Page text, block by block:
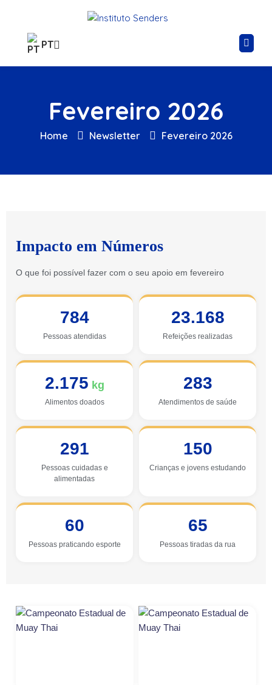
PT
Fevereiro 2026
Home Newsletter Fevereiro 2026
Impacto em Números
O que foi possível fazer com o seu apoio em fevereiro
784
Pessoas atendidas
23.168
Refeições realizadas
2.175 kg
Alimentos doados
283
Atendimentos de saúde
291
Pessoas cuidadas e
alimentadas
150
Crianças e jovens estudando
60
Pessoas praticando esporte
65
Pessoas tiradas da rua